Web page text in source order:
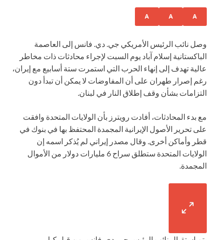
A
A
A
وصل نائب الرئيس الأمريكي جي. دي. فانس إلى العاصمة
الباكستانية إسلام آباد يوم السبت لإجراء محادثات ذات مخاطر
عالية تهدف إلى إنهاء الحرب التي استمرت ستة أسابيع مع إيران،
رغم إصرار طهران على أن المفاوضات لا يمكن أن تبدأ دون
التزامات بشأن وقف إطلاق النار في لبنان.
مع بدء المحادثات، أفادت رويترز بأن الولايات المتحدة وافقت
على تحرير الأصول الإيرانية المجمدة المحتفظ بها في بنوك في
قطر وأماكن أخرى. وقال مصدر إيراني لم يُذكر اسمه إن
الولايات المتحدة ستطلق سراح 6 مليارات دولار من الأموال
المجمدة.